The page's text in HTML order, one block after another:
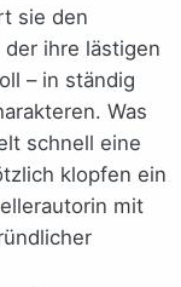
sie den
ihre lästigen
– in ständig
Was
schnell eine
klopfen ein
mit